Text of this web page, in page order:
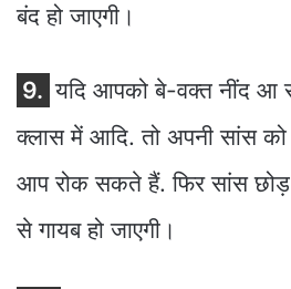
बंद हो जाएगी।
9. यदि आपको बे-वक्त नींद आ
क्लास में आदि. तो अपनी सांस
आप रोक सकते हैं. फिर सांस
से गायब हो जाएगी।